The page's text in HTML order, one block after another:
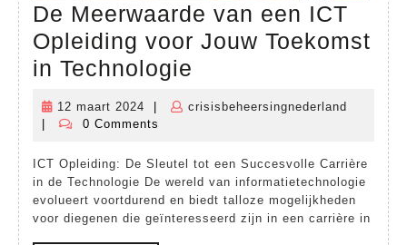
De Meerwaarde van een ICT
Opleiding voor Jouw Toekomst
in Technologie
ICT
Opleiding
voor
12 maart 2024
12
maart
crisisbeheersingnederland
0 Comments
ICT Opleiding: De Sleutel tot een Succesvolle Carrière
in de Technologie De wereld van informatietechnologie
evolueert voortdurend en biedt talloze mogelijkheden
voor diegenen die geïnteresseerd zijn in een carrière in